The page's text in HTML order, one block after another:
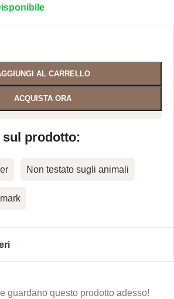
AL CARRELLO
ACQUISTA ORA
prodotto:
Non testato sugli animali
guardano questo prodotto adesso!